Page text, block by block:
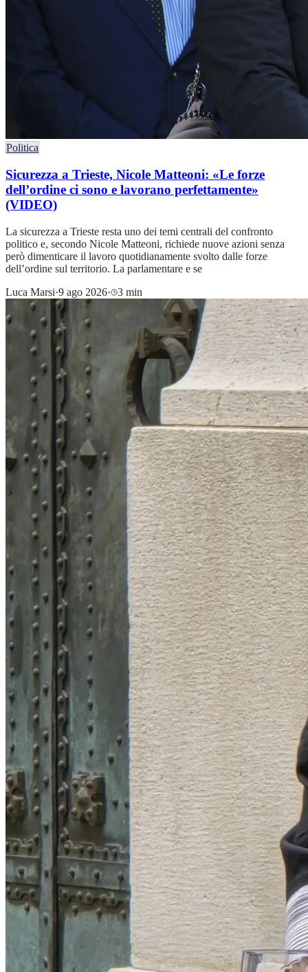
Politica
Sicurezza a Trieste, Nicole Matteoni: «Le forze
dell’ordine ci sono e lavorano perfettamente»
(VIDEO)
La sicurezza a Trieste resta uno dei temi centrali del confronto
politico e, secondo Nicole Matteoni, richiede nuove azioni senza
però dimenticare il lavoro quotidianamente svolto dalle forze
dell’ordine sul territorio. La parlamentare e se
Luca Marsi·9 ago 2026· 3 min